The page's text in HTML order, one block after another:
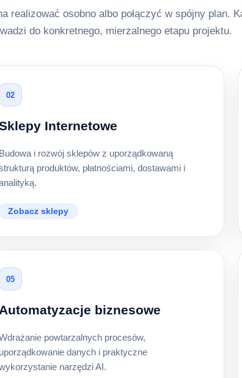
realizować osobno albo połączyć w spójny plan.
do konkretnego, mierzalnego etapu projektu.
02
Internetowe
Budowa i rozwój sklepów z uporządkowaną
produktów, płatnościami, dostawami i
Zobacz sklepy
05
Automatyzacje biznesowe
powtarzalnych procesów,
uporządkowanie danych i praktyczne
narzędzi AI.